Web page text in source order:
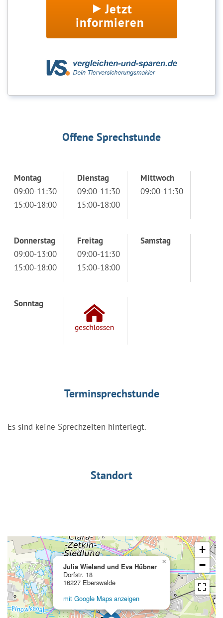
Jetzt
informieren
Offene Sprechstunde
Montag
09:00-11:30
15:00-18:00
Dienstag
09:00-11:30
15:00-18:00
Mittwoch
09:00-11:30
Donnerstag
09:00-13:00
15:00-18:00
Freitag
09:00-11:30
15:00-18:00
Samstag
Sonntag
Terminsprechstunde
Es sind keine Sprechzeiten hinterlegt.
Standort
Julia Wieland und Eva Hübner
Dorfstr. 18
16227 Eberswalde
mit Google Maps anzeigen
×
+
−